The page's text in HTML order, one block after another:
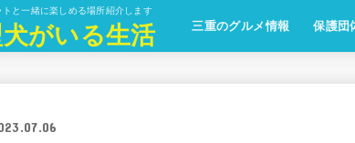
と一緒に楽しめる場所紹介します
がいる生活 三重のグルメ情報 保護団